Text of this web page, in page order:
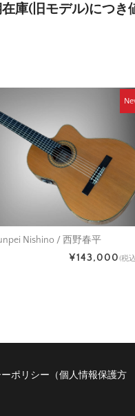
庫(旧モデル)につき
Nishino / 西野春平
¥143,000(税
ポリシー（個人情報保護方